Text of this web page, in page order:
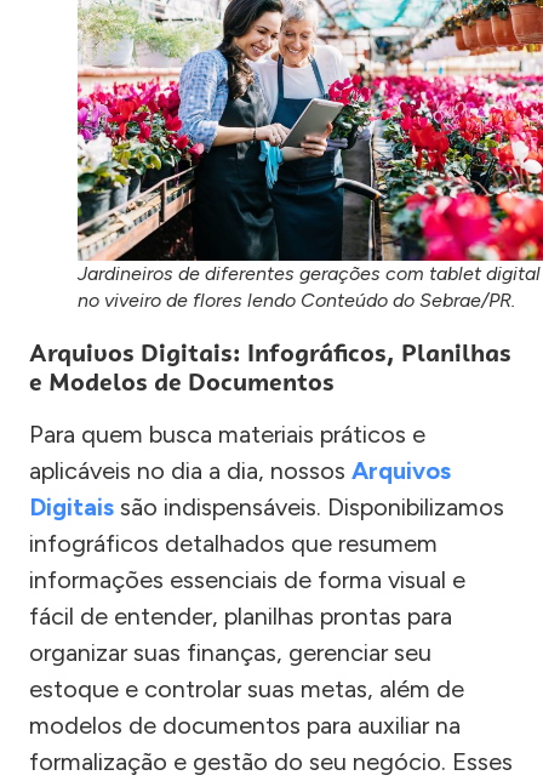
Jardineiros de diferentes gerações com tablet digital
no viveiro de flores lendo Conteúdo do Sebrae/PR.
Arquivos Digitais: Infográficos, Planilhas
e Modelos de Documentos
Para quem busca materiais práticos e
aplicáveis no dia a dia, nossos Arquivos
Digitais são indispensáveis. Disponibilizamos
infográficos detalhados que resumem
informações essenciais de forma visual e
fácil de entender, planilhas prontas para
organizar suas finanças, gerenciar seu
estoque e controlar suas metas, além de
modelos de documentos para auxiliar na
formalização e gestão do seu negócio. Esses